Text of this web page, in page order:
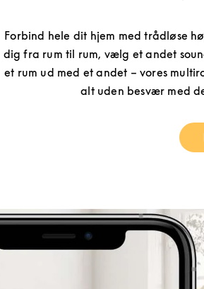
Forbind hele dit hjem med trådløse
dig fra rum til rum, vælg et andet
et rum ud med et andet – vores
alt uden besvær med